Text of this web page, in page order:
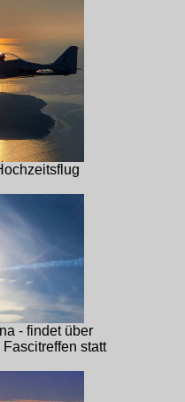
- findet über
statt